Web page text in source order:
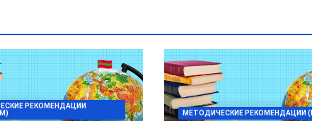
РЕКОМЕНДАЦИИ
МЕТОДИЧЕСКИЕ РЕКОМЕНДАЦИИ